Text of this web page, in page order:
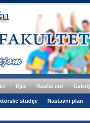
Upis Naučni rad
studije Nastavni plan